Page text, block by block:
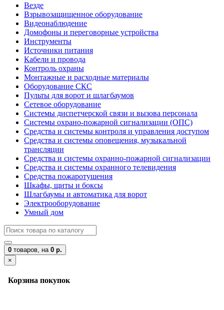
Везде
Взрывозащищенное оборудование
Видеонаблюдение
Домофоны и переговорные устройства
Инструменты
Источники питания
Кабели и провода
Контроль охраны
Монтажные и расходные материалы
Оборудование СКС
Пульты для ворот и шлагбаумов
Сетевое оборудование
Системы диспетчерской связи и вызова персонала
Системы охрано-пожарной сигнализации (ОПС)
Средства и системы контроля и управления доступом
Средства и системы оповещения, музыкальной
трансляции
Средства и системы охранно-пожарной сигнализации
Средства и системы охранного телевидения
Средства пожаротушения
Шкафы, щиты и боксы
Шлагбаумы и автоматика для ворот
Электрооборудование
Умный дом
0 товаров, на 0 р.
×
Корзина покупок